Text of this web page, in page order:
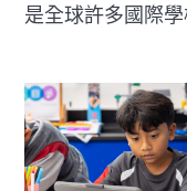
是全球許多國際